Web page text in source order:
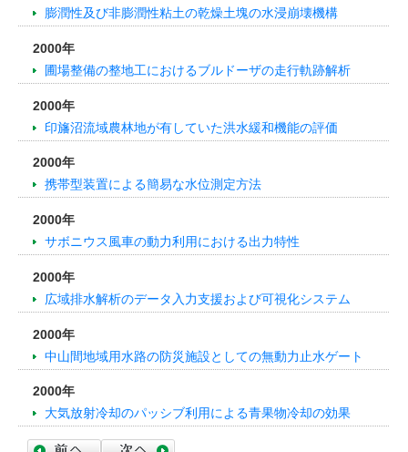
膨潤性及び非膨潤性粘土の乾燥土塊の水浸崩壊機構
2000年
圃場整備の整地工におけるブルドーザの走行軌跡解析
2000年
印旛沼流域農林地が有していた洪水緩和機能の評価
2000年
携帯型装置による簡易な水位測定方法
2000年
サボニウス風車の動力利用における出力特性
2000年
広域排水解析のデータ入力支援および可視化システム
2000年
中山間地域用水路の防災施設としての無動力止水ゲート
2000年
大気放射冷却のパッシブ利用による青果物冷却の効果